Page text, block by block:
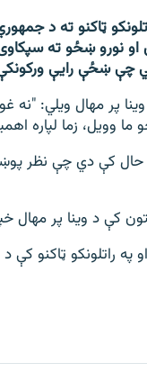
ټاکنو ته د
نورو ښځو ته
ښځې رایې ورکونکې
پر مهال ویلي:
وویل، زما لپاره
حال کې دي چې نظر
کې د وینا پر مهال
راتلونکو ټاکنو کې